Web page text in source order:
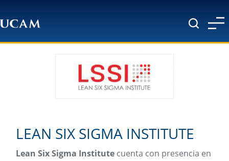
LEAN SIX SIGMA INSTITUTE
Lean Six Sigma Institute cuenta con presencia en